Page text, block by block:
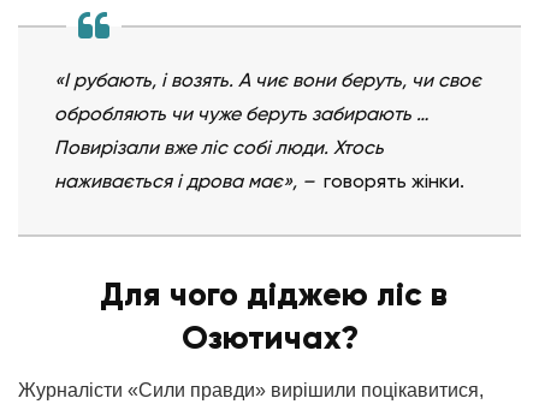
«І рубають, і возять. А чиє вони беруть, чи своє
обробляють чи чуже беруть забирають …
Повирізали вже ліс собі люди. Хтось
наживається і дрова має», – говорять жінки.
Для чого діджею ліс в
Озютичах?
Журналісти «Сили правди» вирішили поцікавитися,